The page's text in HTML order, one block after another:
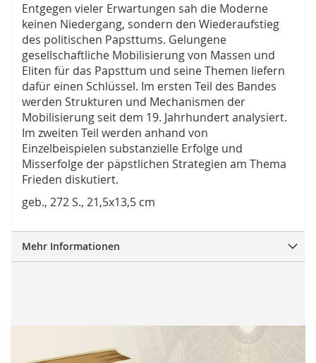
Entgegen vieler Erwartungen sah die Moderne
keinen Niedergang, sondern den Wiederaufstieg
des politischen Papsttums. Gelungene
gesellschaftliche Mobilisierung von Massen und
Eliten für das Papsttum und seine Themen liefern
dafür einen Schlüssel. Im ersten Teil des Bandes
werden Strukturen und Mechanismen der
Mobilisierung seit dem 19. Jahrhundert analysiert.
Im zweiten Teil werden anhand von
Einzelbeispielen substanzielle Erfolge und
Misserfolge der päpstlichen Strategien am Thema
Frieden diskutiert.
geb., 272 S., 21,5x13,5 cm
Mehr Informationen